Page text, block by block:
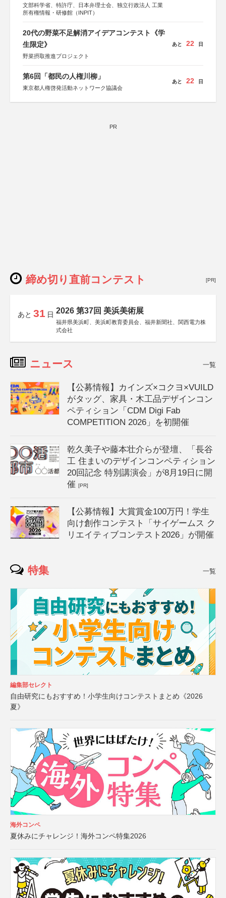
文部科学省、特許庁、日本弁理士会、独立行政法人 工業
所有権情報・研修館（INPIT）
20代の野菜不足解消アイデアコンテスト《学
生限定》
野菜摂取推進プロジェクト
あと 22 日
第6回「都民の人権川柳」
東京都人権啓発活動ネットワーク協議会
あと 22 日
PR
締め切り直前コンテスト [PR]
あと 31 日 2026 第37回 美浜美術展
福井県美浜町、美浜町教育委員会、福井新聞社、関西電力株
式会社
ニュース 一覧
【公募情報】カインズ×コクヨ×VUILD
がタッグ、家具・木工品デザインコン
ペティション「CDM Digi Fab
COMPETITION 2026」を初開催
乾久美子や藤本壮介らが登壇、「長谷
工 住まいのデザインコンペティション
20回記念 特別講演会」が8月19日に開
催[PR]
【公募情報】大賞賞金100万円！学生
向け創作コンテスト「サイゲームス ク
リエイティブコンテスト2026」が開催
特集 一覧
編集部セレクト
自由研究にもおすすめ！小学生向けコンテストまとめ《2026
夏》
海外コンペ
夏休みにチャレンジ！海外コンペ特集2026